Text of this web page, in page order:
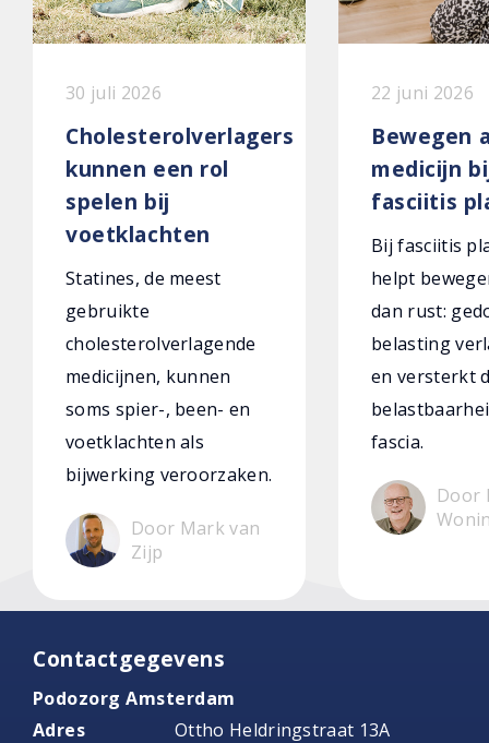
30 juli 2026
Cholesterolverlagers
kunnen een rol
spelen bij
voetklachten
Statines, de meest
gebruikte
cholesterolverlagende
medicijnen, kunnen
soms spier-, been- en
voetklachten als
bijwerking veroorzaken.
Door Mark van
Zijp
22 juni 2026
Bewegen
medicijn
fasciitis
Bij fasciitis
helpt
dan rust:
belasting
en versterkt
fascia.
Door
Contactgegevens
Podozorg Amsterdam
Adres
Ottho Heldringstraat 13A